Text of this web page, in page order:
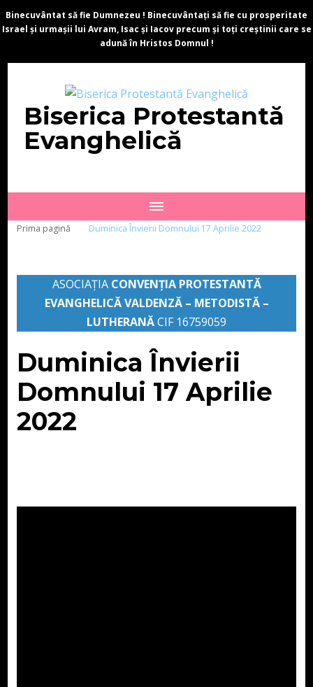
Binecuvântat să fie Dumnezeu ! Binecuvântați să fie cu prosperitate
Israel și urmașii lui Avram, Isac și Iacov precum și toți creștinii care se
adună în Hristos Domnul !
Biserica Protestantă
Evanghelică
Prima pagină Duminica Învierii Domnului 17 Aprilie 2022
ASOCIAȚIA CONVENŢIA PROTESTANTĂ
EVANGHELICĂ VALDENZĂ – METODISTĂ –
LUTHERANĂCIF 16759059
Duminica Învierii
Domnului 17 Aprilie
2022